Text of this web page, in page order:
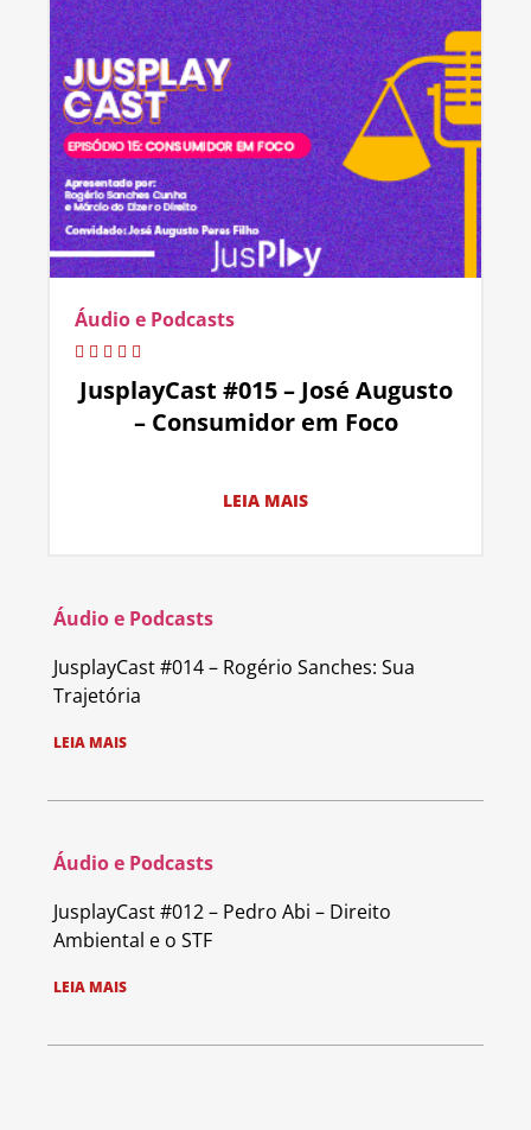
Áudio e Podcasts
JusplayCast #015 – José Augusto
– Consumidor em Foco
LEIA MAIS
Áudio e Podcasts
JusplayCast #014 – Rogério Sanches: Sua
Trajetória
LEIA MAIS
Áudio e Podcasts
JusplayCast #012 – Pedro Abi – Direito
Ambiental e o STF
LEIA MAIS